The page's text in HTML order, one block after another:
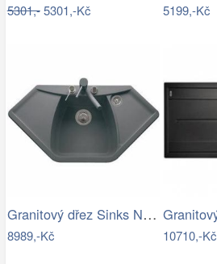
5301,-5301,-Kč 5199,-Kč
Granitový dřez Sinks NAIKY 980 Titanium
8989,-Kč 10710,-Kč